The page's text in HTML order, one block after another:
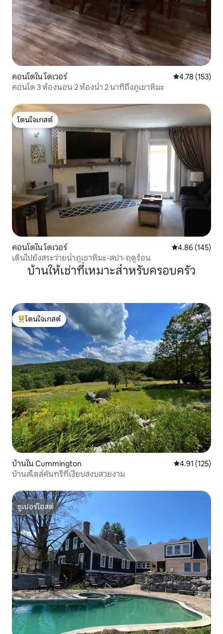
คอนโดใน โดเวอร์ คะแนนเฉลี่ย
4.78 (153)
คอนโด 3 ห้องนอน 2 ห้องน้ำ 2 นาทีถึงภูเขาหิมะ
โดนใจเกสต์
โดนใจเกสต์
คอนโดใน โดเวอร์ คะแนนเฉลี่ย
4.86 (145)
เดินไปยังสระว่ายน้ำภูเขาหิมะ-สปา-ฤดูร้อน
บ้านให้เช่าที่เหมาะสำหรับครอบครัว
โดนใจเกสต์ที่สุด
โดนใจเกสต์
บ้านใน Cummington คะแนนเฉลี่ย
4.91 (125)
บ้านสไตล์คันทรีที่เงียบสงบสวยงาม
ซูเปอร์โฮสต์
ซูเปอร์โฮสต์